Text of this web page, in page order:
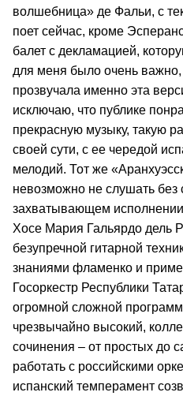
волшебница» де Фальи, с
поет сейчас, кроме
балет с декламацией,
для меня было очень важно,
прозвучала именно эта
исключаю, что публике
прекрасную музыку, такую
своей сути, с ее чередой
мелодий. Тот же
невозможно не слушать без
захватывающем исполнении
Хосе Мария Гальярдо дель
безупречной гитарной
знаниями фламенко и
Госоркестр Республики
огромной сложной
чрезвычайно высокий,
сочинения – от простых
работать с российскими
испанский темперамент